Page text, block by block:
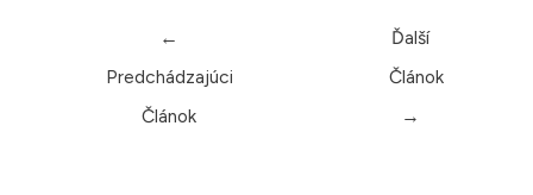
←
Predchádzajúci
Článok
Ďalší
Článok
→